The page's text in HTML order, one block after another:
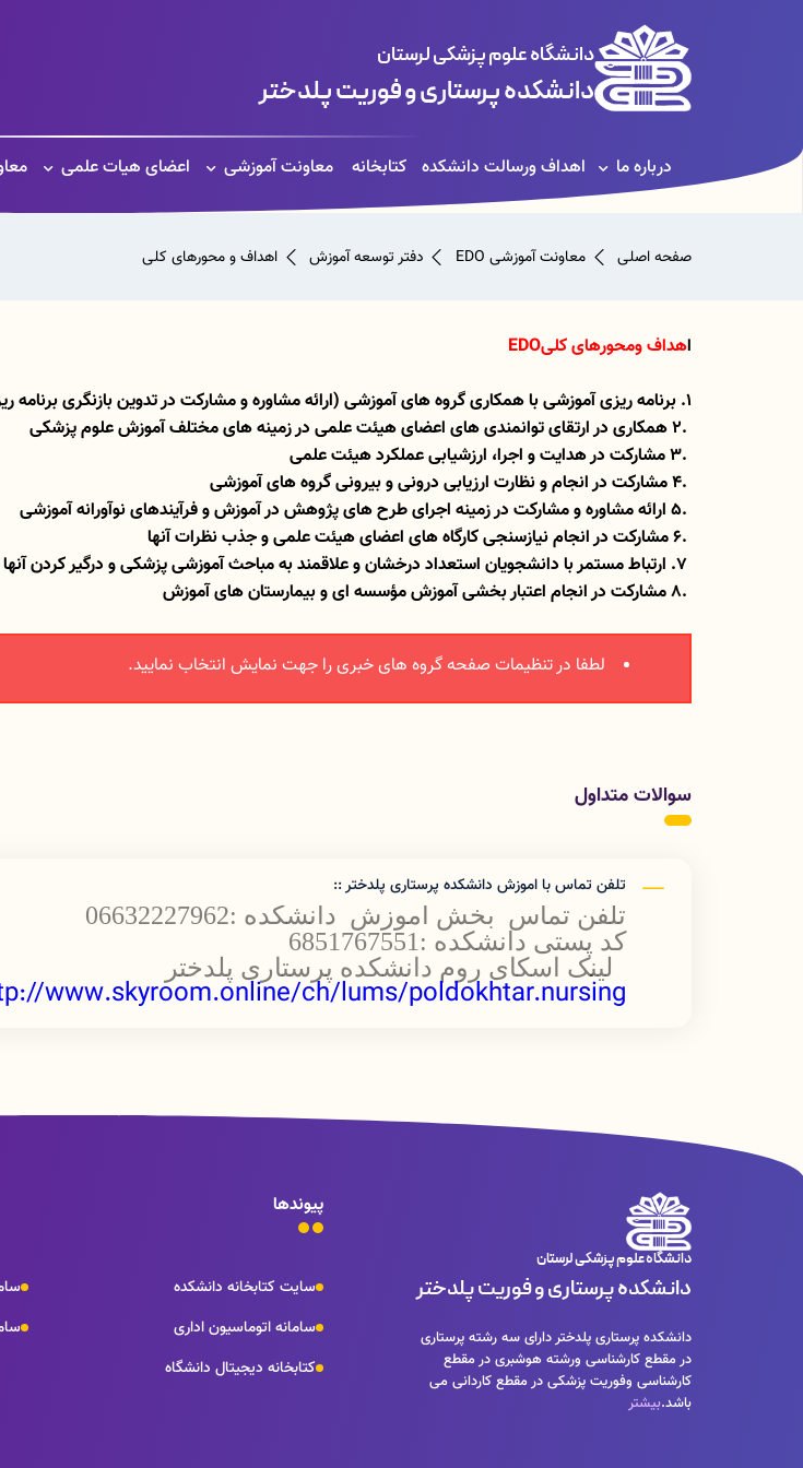
دانشگاه علوم پزشکی لرستان
دانشکده پرستاری و فوریت پلدختر
درباره ما اهداف ورسالت دانشکده کتابخانه معاونت آموزشی اعضای هیات علمی
صفحه اصلی معاونت آموزشی EDO دفتر توسعه آموزش اهداف و محورهای کلی
اهداف ومحورهای کلیEDO
1. برنامه ریزی آموزشی با همکاری گروه های آموزشی (ارائه مشاوره و مشارکت در تدوین بازنگری
2.همکاری در ارتقای توانمندی های اعضای هیئت علمی در زمینه های مختلف آموزش علوم پزشکی
3.مشارکت در هدایت و اجرا، ارزشیابی عملکرد هیئت علمی
4.مشارکت در انجام و نظارت ارزیابی درونی و بیرونی گروه های آموزشی
5. ارائه مشاوره و مشارکت در زمینه اجرای طرح های پژوهش در آموزش و فرآیندهای نوآورانه آموزشی
6.مشارکت در انجام نیازسنجی کارگاه های اعضای هیئت علمی و جذب نظرات آنها
7. ارتباط مستمر با دانشجویان استعداد درخشان و علاقمند به مباحث آموزشی پزشکی و درگیر کردن آنها در فعالیت های واحد
8.مشارکت در انجام اعتبار بخشی آموزش مؤسسه ای و بیمارستان های آموزش
لطفا در تنظیمات صفحه گروه های خبری را جهت نمایش انتخاب نمایید.
سوالات متداول
تلفن تماس با اموزش دانشکده پرستاری پلدختر ::
تلفن تماس بخش اموزش دانشکده :06632227962
کد پستی دانشکده :6851767551
لینک اسکای روم دانشکده پرستاری پلدختر
www.skyroom.online/ch/lums/poldokhtar.nursing
دانشگاه علوم پزشکی لرستان
دانشکده پرستاری و فوریت پلدختر
دانشکده پرستاری پلدختر دارای سه رشته پرستاری
در مقطع کارشناسی ورشته هوشبری در مقطع
کارشناسی وفوریت پزشکی در مقطع کاردانی می
باشد.بیشتر
پیوندها
سایت کتابخانه دانشکده
سامانه اتوماسیون اداری
کتابخانه دیجیتال دانشگاه